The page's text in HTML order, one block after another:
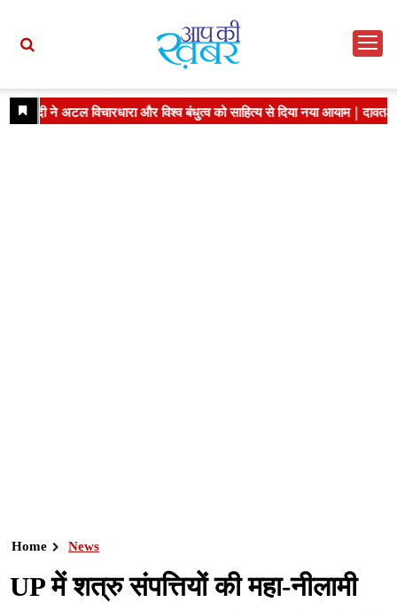
Home News
UP में शत्रु संपत्तियों की महा-नीलामी